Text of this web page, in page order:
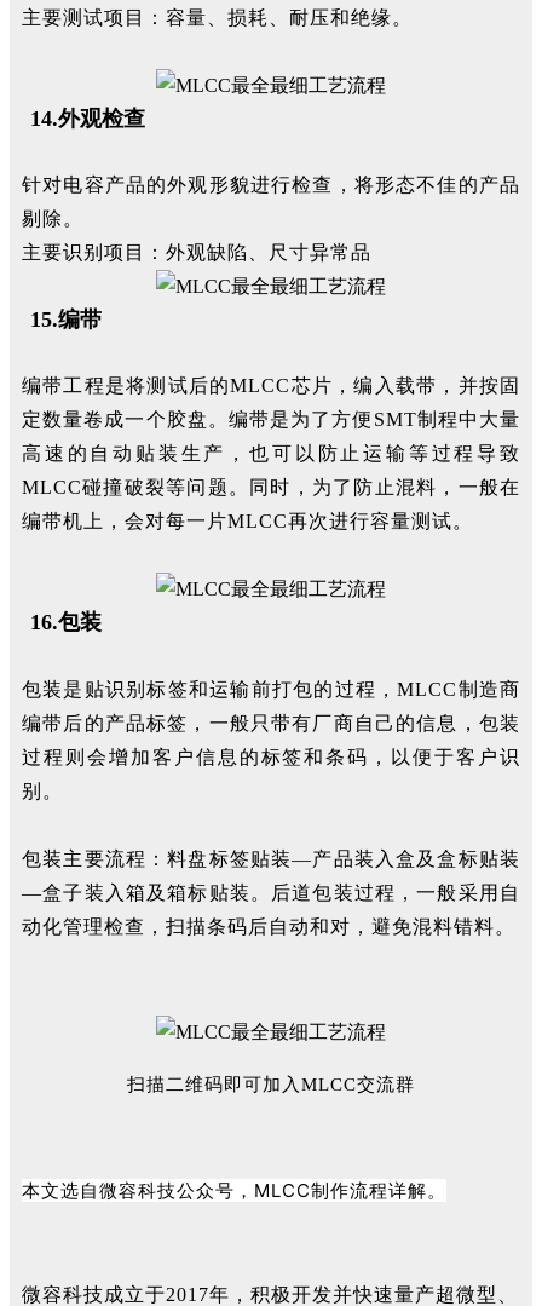
主要测试项目：容量、损耗、耐压和绝缘。
14.外观检查
针对电容产品的外观形貌进行检查，将形态不佳的产品
剔除。
主要识别项目：外观缺陷、尺寸异常品
15.编带
编带工程是将测试后的MLCC芯片，编入载带，并按固
定数量卷成一个胶盘。编带是为了方便SMT制程中大量
高速的自动贴装生产，也可以防止运输等过程导致
MLCC碰撞破裂等问题。同时，为了防止混料，一般在
编带机上，会对每一片MLCC再次进行容量测试。
16.包装
包装是贴识别标签和运输前打包的过程，MLCC制造商
编带后的产品标签，一般只带有厂商自己的信息，包装
过程则会增加客户信息的标签和条码，以便于客户识
别。
包装主要流程：料盘标签贴装—产品装入盒及盒标贴装
—盒子装入箱及箱标贴装。
后道包装过程，一般采用自
动化管理检查，扫描条码后自动和对，避免混料错料。
扫描二维码即可加入MLCC交流群
本文选自微容科技公众号，MLCC制作流程详解。
微容科技成立于2017年，积极开发并快速量产超微型、